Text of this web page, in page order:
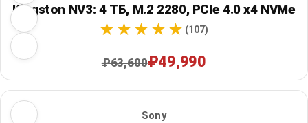
Kingston NV3: 4 ТБ, M.2 2280, PCIe 4.0 x4 NVMe
(107)
₽63,600₽49,990
Sony